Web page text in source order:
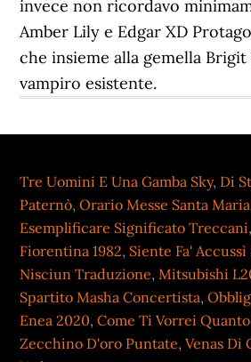
invece non ricordavo
Amber Lily e Edgar XD
che insieme alla gemella
vampiro esistente.
Tre Uomini E Una Gamba Sky, Di
Paternò,Orario Messe Santa
Esemplificare Significato Treccani
Fiorentina 1982, Siente Fa'
Nisciun Traduzione,Mitsubishi
Spartito Masha Concertista,
Enea 2020,Come Ti Vorrei
Zecchino D'oro Puntate,Venas Di